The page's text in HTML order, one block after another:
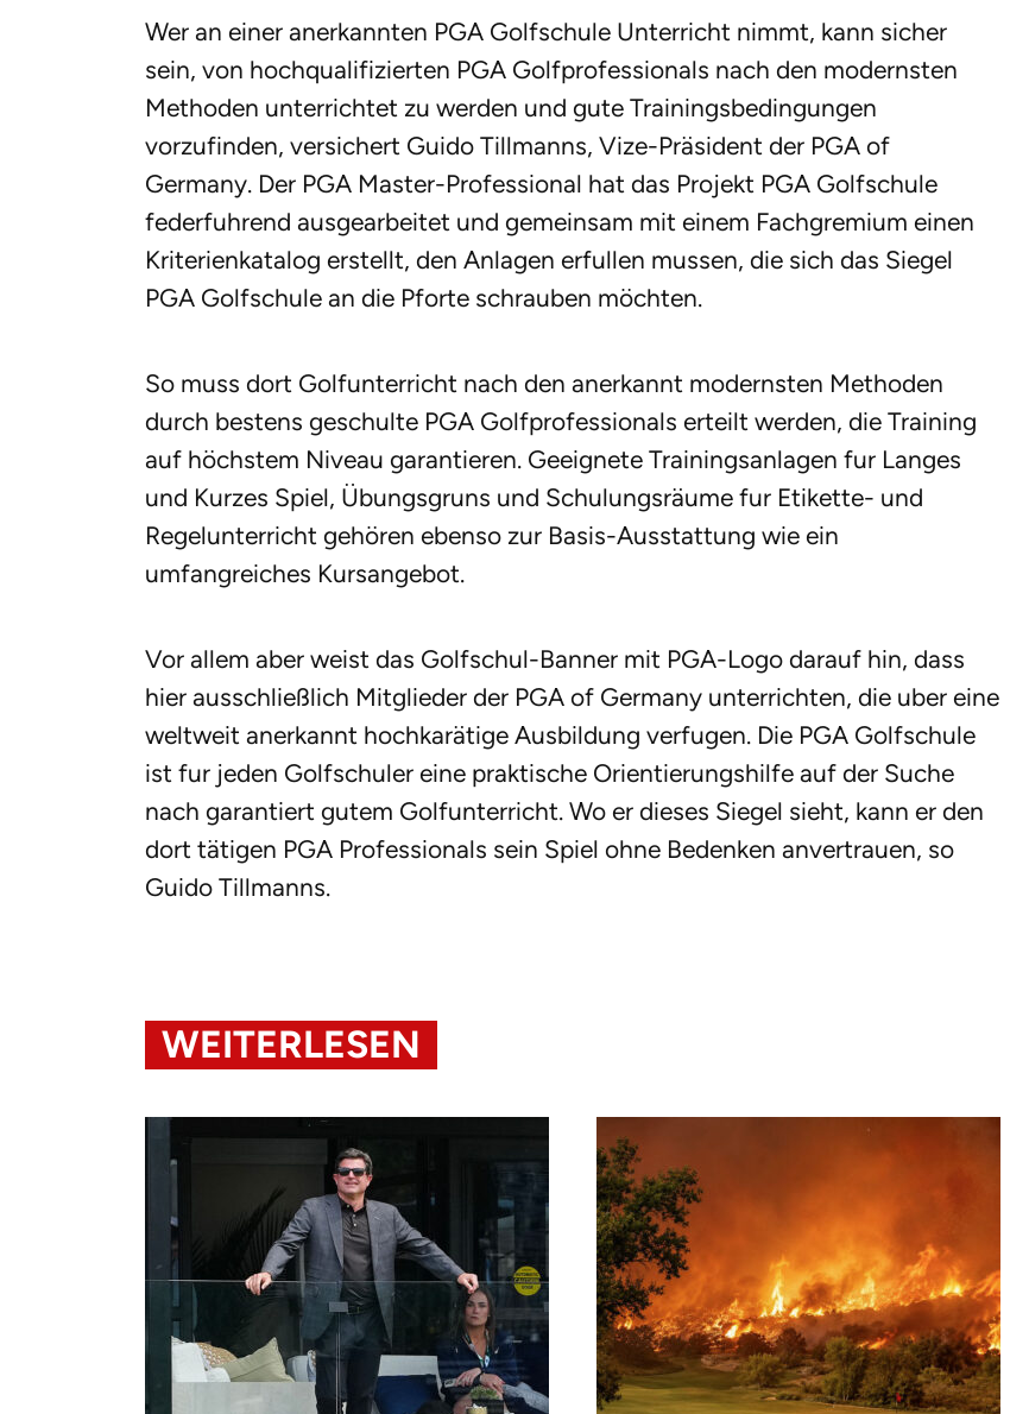
Wer an einer anerkannten PGA Golfschule Unterricht nimmt, kann sicher
sein, von hochqualifizierten PGA Golfprofessionals nach den modernsten
Methoden unterrichtet zu werden und gute Trainingsbedingungen
vorzufinden, versichert Guido Tillmanns, Vize-Präsident der PGA of
Germany. Der PGA Master-Professional hat das Projekt PGA Golfschule
federfuhrend ausgearbeitet und gemeinsam mit einem Fachgremium einen
Kriterienkatalog erstellt, den Anlagen erfullen mussen, die sich das Siegel
PGA Golfschule an die Pforte schrauben möchten.
So muss dort Golfunterricht nach den anerkannt modernsten Methoden
durch bestens geschulte PGA Golfprofessionals erteilt werden, die Training
auf höchstem Niveau garantieren. Geeignete Trainingsanlagen fur Langes
und Kurzes Spiel, Übungsgruns und Schulungsräume fur Etikette- und
Regelunterricht gehören ebenso zur Basis-Ausstattung wie ein
umfangreiches Kursangebot.
Vor allem aber weist das Golfschul-Banner mit PGA-Logo darauf hin, dass
hier ausschließlich Mitglieder der PGA of Germany unterrichten, die uber eine
weltweit anerkannt hochkarätige Ausbildung verfugen. Die PGA Golfschule
ist fur jeden Golfschuler eine praktische Orientierungshilfe auf der Suche
nach garantiert gutem Golfunterricht. Wo er dieses Siegel sieht, kann er den
dort tätigen PGA Professionals sein Spiel ohne Bedenken anvertrauen, so
Guido Tillmanns.
WEITERLESEN